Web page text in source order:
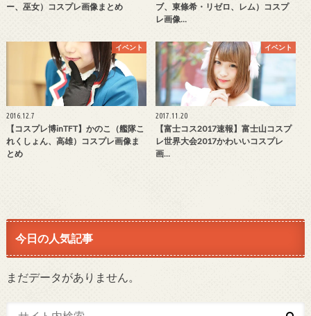
ー、巫女）コスプレ画像まとめ
ブ、東條希・リゼロ、レム）コスプ
レ画像…
イベント
2016.12.7
【コスプレ博inTFT】かのこ（艦隊こ
れくしょん、高雄）コスプレ画像ま
とめ
イベント
2017.11.20
【富士コス2017速報】富士山コスプ
レ世界大会2017かわいいコスプレ
画…
今日の人気記事
まだデータがありません。